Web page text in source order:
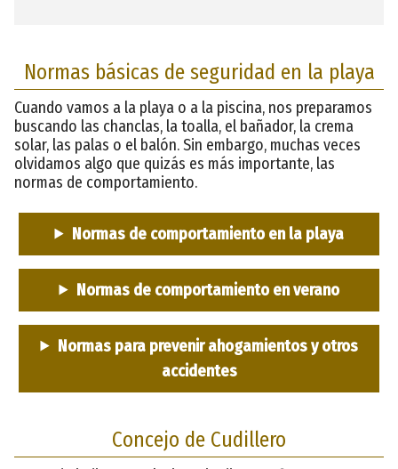
Normas básicas de seguridad en la playa
Cuando vamos a la playa o a la piscina, nos preparamos
buscando las chanclas, la toalla, el bañador, la crema
solar, las palas o el balón. Sin embargo, muchas veces
olvidamos algo que quizás es más importante, las
normas de comportamiento.
Normas de comportamiento en la playa
Normas de comportamiento en verano
Normas para prevenir ahogamientos y otros
accidentes
Concejo de Cudillero